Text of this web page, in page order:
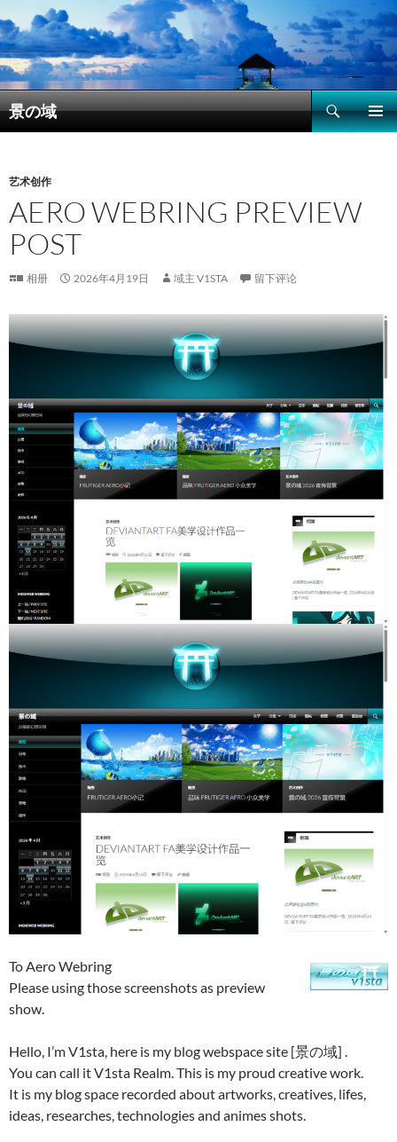
景の域
搜
索
文
艺术创作
AERO WEBRING PREVIEW
POST
相册 2026年4月19日 域主 V1STA 留下评论
To Aero Webring
Please using those screenshots as preview
show.
Hello, I’m V1sta, here is my blog webspace site [景の域] .
You can call it V1sta Realm. This is my proud creative work.
It is my blog space recorded about artworks, creatives, lifes,
ideas, researches, technologies and animes shots.